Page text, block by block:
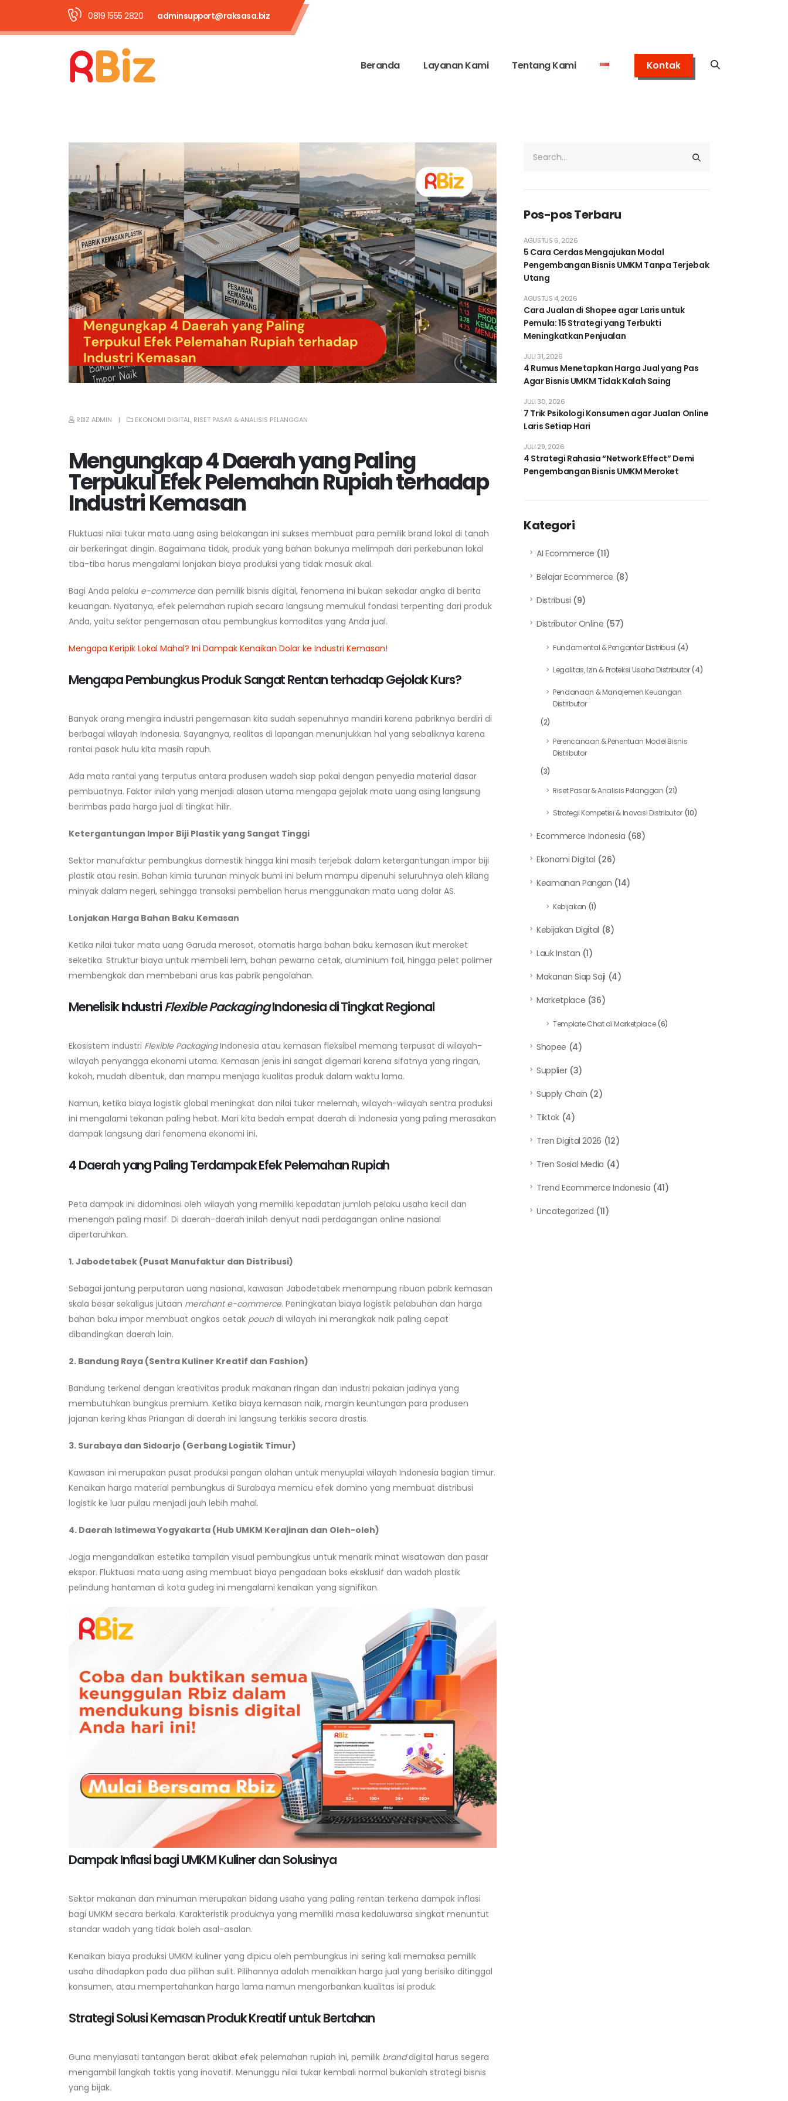
0819 1555 2820 adminsupport@raksasa.biz
Beranda Layanan Kami Tentang Kami Kontak
RBIZ ADMIN EKONOMI DIGITAL, RISET PASAR & ANALISIS PELANGGAN
Mengungkap 4 Daerah yang Paling
Terpukul Efek Pelemahan Rupiah terhadap
Industri Kemasan
Fluktuasi nilai tukar mata uang asing belakangan ini sukses membuat para pemilik brand lokal di tanah
air berkeringat dingin. Bagaimana tidak, produk yang bahan bakunya melimpah dari perkebunan lokal
tiba-tiba harus mengalami lonjakan biaya produksi yang tidak masuk akal.
Bagi Anda pelaku e-commercedan pemilik bisnis digital, fenomena ini bukan sekadar angka di berita
keuangan. Nyatanya, efek pelemahan rupiah secara langsung memukul fondasi terpenting dari produk
Anda, yaitu sektor pengemasan atau pembungkus komoditas yang Anda jual.
Mengapa Keripik Lokal Mahal? Ini Dampak Kenaikan Dolar ke Industri Kemasan!
Mengapa Pembungkus Produk Sangat Rentan terhadap Gejolak Kurs?
Banyak orang mengira industri pengemasan kita sudah sepenuhnya mandiri karena pabriknya berdiri di
berbagai wilayah Indonesia. Sayangnya, realitas di lapangan menunjukkan hal yang sebaliknya karena
rantai pasok hulu kita masih rapuh.
Ada mata rantai yang terputus antara produsen wadah siap pakai dengan penyedia material dasar
pembuatnya. Faktor inilah yang menjadi alasan utama mengapa gejolak mata uang asing langsung
berimbas pada harga jual di tingkat hilir.
Ketergantungan Impor Biji Plastik yang Sangat Tinggi
Sektor manufaktur pembungkus domestik hingga kini masih terjebak dalam ketergantungan impor biji
plastik atau resin. Bahan kimia turunan minyak bumi ini belum mampu dipenuhi seluruhnya oleh kilang
minyak dalam negeri, sehingga transaksi pembelian harus menggunakan mata uang dolar AS.
Lonjakan Harga Bahan Baku Kemasan
Ketika nilai tukar mata uang Garuda merosot, otomatis harga bahan baku kemasan ikut meroket
seketika. Struktur biaya untuk membeli lem, bahan pewarna cetak, aluminium foil, hingga pelet polimer
membengkak dan membebani arus kas pabrik pengolahan.
Menelisik IndustriFlexible PackagingIndonesia di Tingkat Regional
Ekosistem industri Flexible PackagingIndonesia atau kemasan fleksibel memang terpusat di wilayah-
wilayah penyangga ekonomi utama. Kemasan jenis ini sangat digemari karena sifatnya yang ringan,
kokoh, mudah dibentuk, dan mampu menjaga kualitas produk dalam waktu lama.
Namun, ketika biaya logistik global meningkat dan nilai tukar melemah, wilayah-wilayah sentra produksi
ini mengalami tekanan paling hebat. Mari kita bedah empat daerah di Indonesia yang paling merasakan
dampak langsung dari fenomena ekonomi ini.
4 Daerah yang Paling Terdampak Efek Pelemahan Rupiah
Peta dampak ini didominasi oleh wilayah yang memiliki kepadatan jumlah pelaku usaha kecil dan
menengah paling masif. Di daerah-daerah inilah denyut nadi perdagangan online nasional
dipertaruhkan.
1. Jabodetabek (Pusat Manufaktur dan Distribusi)
Sebagai jantung perputaran uang nasional, kawasan Jabodetabek menampung ribuan pabrik kemasan
skala besar sekaligus jutaan merchant e-commerce. Peningkatan biaya logistik pelabuhan dan harga
bahan baku impor membuat ongkos cetak pouchdi wilayah ini merangkak naik paling cepat
dibandingkan daerah lain.
2. Bandung Raya (Sentra Kuliner Kreatif dan Fashion)
Bandung terkenal dengan kreativitas produk makanan ringan dan industri pakaian jadinya yang
membutuhkan bungkus premium. Ketika biaya kemasan naik, margin keuntungan para produsen
jajanan kering khas Priangan di daerah ini langsung terkikis secara drastis.
3. Surabaya dan Sidoarjo (Gerbang Logistik Timur)
Kawasan ini merupakan pusat produksi pangan olahan untuk menyuplai wilayah Indonesia bagian timur.
Kenaikan harga material pembungkus di Surabaya memicu efek domino yang membuat distribusi
logistik ke luar pulau menjadi jauh lebih mahal.
4. Daerah Istimewa Yogyakarta (Hub UMKM Kerajinan dan Oleh-oleh)
Jogja mengandalkan estetika tampilan visual pembungkus untuk menarik minat wisatawan dan pasar
ekspor. Fluktuasi mata uang asing membuat biaya pengadaan boks eksklusif dan wadah plastik
pelindung hantaman di kota gudeg ini mengalami kenaikan yang signifikan.
Dampak Inflasi bagi UMKM Kuliner dan Solusinya
Sektor makanan dan minuman merupakan bidang usaha yang paling rentan terkena dampak inflasi
bagi UMKM secara berkala. Karakteristik produknya yang memiliki masa kedaluwarsa singkat menuntut
standar wadah yang tidak boleh asal-asalan.
Kenaikan biaya produksi UMKM kuliner yang dipicu oleh pembungkus ini sering kali memaksa pemilik
usaha dihadapkan pada dua pilihan sulit. Pilihannya adalah menaikkan harga jual yang berisiko ditinggal
konsumen, atau mempertahankan harga lama namun mengorbankan kualitas isi produk.
Strategi Solusi Kemasan Produk Kreatif untuk Bertahan
Guna menyiasati tantangan berat akibat efek pelemahan rupiah ini, pemilik branddigital harus segera
mengambil langkah taktis yang inovatif. Menunggu nilai tukar kembali normal bukanlah strategi bisnis
yang bijak.
Pos-pos Terbaru
5 Cara Cerdas Mengajukan Modal
Pengembangan Bisnis UMKM Tanpa Terjebak
Utang
AGUSTUS 6, 2026
Cara Jualan di Shopee agar Laris untuk
Pemula: 15 Strategi yang Terbukti
Meningkatkan Penjualan
AGUSTUS 4, 2026
4 Rumus Menetapkan Harga Jual yang Pas
Agar Bisnis UMKM Tidak Kalah Saing
JULI 31, 2026
7 Trik Psikologi Konsumen agar Jualan Online
Laris Setiap Hari
JULI 30, 2026
4 Strategi Rahasia “Network Effect” Demi
Pengembangan Bisnis UMKM Meroket
JULI 29, 2026
Kategori
AI Ecommerce (11)
Belajar Ecommerce (8)
Distribusi (9)
Distributor Online (57)
Fundamental & Pengantar Distribusi (4)
Legalitas, Izin & Proteksi Usaha Distributor(4)
Pendanaan & Manajemen Keuangan
Distributor
(2)
Perencanaan & Penentuan Model Bisnis
Distributor
(3)
Riset Pasar & Analisis Pelanggan (21)
Strategi Kompetisi & Inovasi Distributor (10)
Ecommerce Indonesia (68)
Ekonomi Digital (26)
Keamanan Pangan (14)
Kebijakan (1)
Kebijakan Digital (8)
Lauk Instan (1)
Makanan Siap Saji (4)
Marketplace (36)
Template Chat di Marketplace(6)
Shopee (4)
Supplier(3)
Supply Chain (2)
Tiktok(4)
Tren Digital 2026 (12)
Tren Sosial Media (4)
Trend Ecommerce Indonesia (41)
Uncategorized (11)